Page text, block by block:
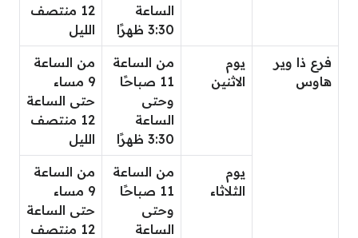
الساعة
3:30 ظهرًا
12 منتصف
الليل
فرع ذا وير
هاوس
يوم
الاثنين
من الساعة
11 صباحًا
وحتى
الساعة
3:30 ظهرًا
من الساعة
9 مساء
حتى الساعة
12 منتصف
الليل
يوم
الثلاثاء
من الساعة
11 صباحًا
وحتى
الساعة
من الساعة
9 مساء
حتى الساعة
12 منتصف